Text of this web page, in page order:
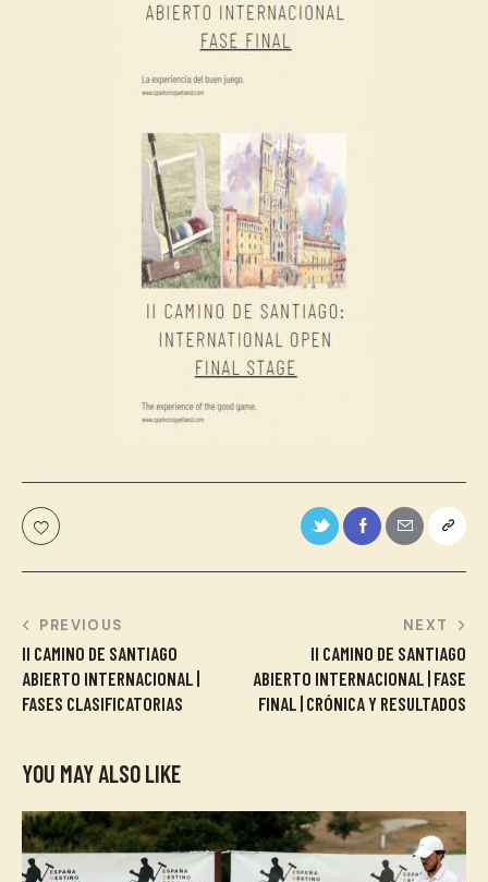
PREVIOUS
II CAMINO DE SANTIAGO
ABIERTO INTERNACIONAL |
FASES CLASIFICATORIAS
NEXT
II CAMINO DE SANTIAGO
ABIERTO INTERNACIONAL | FASE
FINAL | CRÓNICA Y RESULTADOS
YOU MAY ALSO LIKE